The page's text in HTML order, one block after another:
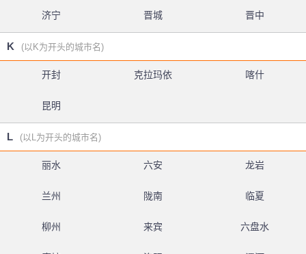
济宁 晋城 晋中
K (以K为开头的城市名)
开封 克拉玛依 喀什
昆明
L (以L为开头的城市名)
丽水 六安 龙岩
兰州 陇南 临夏
柳州 来宾 六盘水